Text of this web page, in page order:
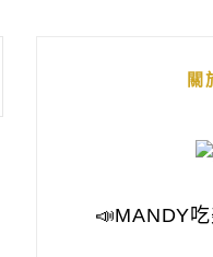
關
📣MANDY吃